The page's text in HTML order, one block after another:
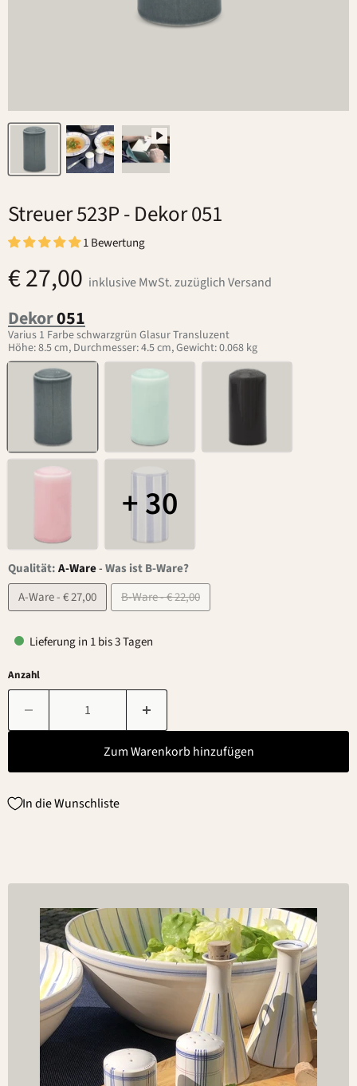
Streuer 523P- Dekor 051
1 Bewertung
€ 27,00 inklusive MwSt. zuzüglich Versand
Dekor051
Varius 1 Farbe schwarzgrün Glasur Transluzent
Höhe: 8.5 cm, Durchmesser: 4.5 cm, Gewicht: 0.068 kg
+ 30
Qualität:A-Ware-Was ist B-Ware?
A-Ware - € 27,00
B-Ware - € 22,00
Lieferung in 1 bis 3 Tagen
Anzahl
Zum Warenkorb hinzufügen
In die Wunschliste